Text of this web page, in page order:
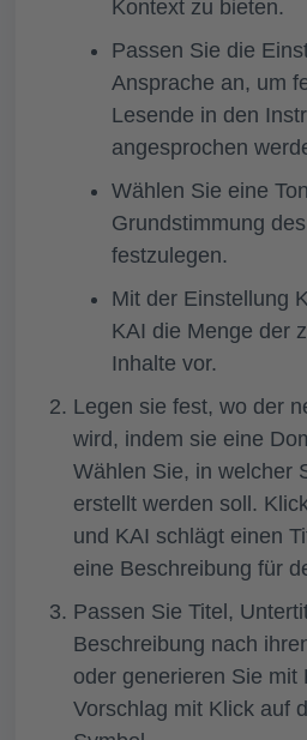
Kontext zu bieten.
Passen Sie die
Ansprache an, um
Lesende in den
angesprochen
Wählen Sie eine
Grundstimmung
festzulegen.
Mit der Einstellung
KAI die Menge der
Inhalte vor.
Legen sie fest, wo der
wird, indem sie eine
Wählen Sie, in welcher
erstellt werden soll.
und KAI schlägt einen
eine Beschreibung für
Passen Sie Titel,
Beschreibung nach
oder generieren Sie mit
Vorschlag mit Klick auf